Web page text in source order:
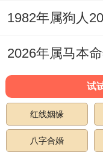
脏、血液循环
水火激荡，那情
失调或皮肤过
方，尽尽量少
要防范意外磕
试
红线姻缘
八字合婚